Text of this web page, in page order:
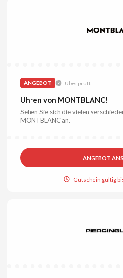
ANGEBOT Überprüft
Uhren von MONTBLANC!
Sehen Sie sich die vielen
MONTBLANC an.
ANGEBOT
Gutschein gültig